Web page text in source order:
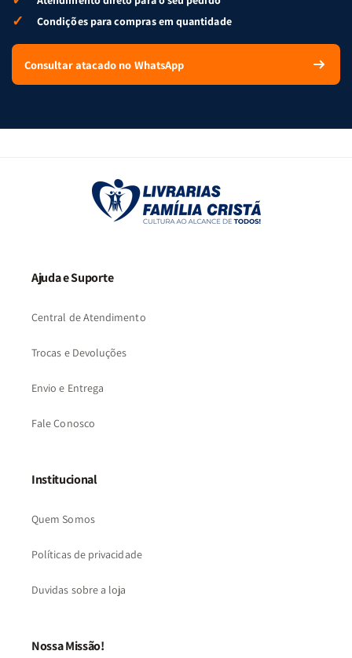
✓ Condições para compras em quantidade
Consultar atacado no WhatsApp
Ajuda e Suporte
Central de Atendimento
Trocas e Devoluções
Envio e Entrega
Fale Conosco
Institucional
Quem Somos
Políticas de privacidade
Duvidas sobre a loja
Nossa Missão!